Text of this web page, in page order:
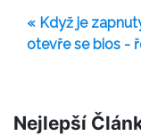
« Když je
otevře se bios -
Nejlepší